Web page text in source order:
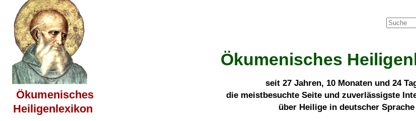
Ökumenisches
Heiligenlexikon
Ökumenisches
seit 27 Jahren, 10 Monaten und 24
die meistbesuchte Seite und zuverlässigste
über Heilige in deutscher Sprache